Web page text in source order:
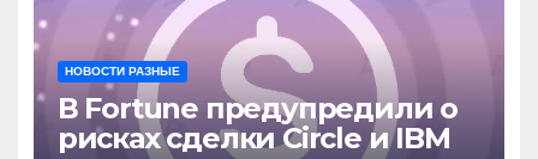
НОВОСТИ РАЗНЫЕ
В Fortune предупредили о
рисках сделки Circle и IBM